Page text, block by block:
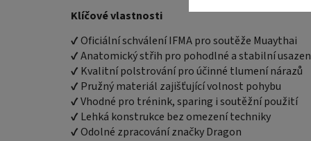
Klíčové vlastnosti
✔ Oficiální schválení IFMA pro soutěže Muaythai
✔ Anatomický střih pro pohodlné a stabilní
✔ Kvalitní polstrování pro účinné tlumení nárazů
✔ Pružný materiál zajišťující volnost pohybu
✔ Vhodné pro trénink, sparing i soutěžní použití
✔ Lehká konstrukce bez omezení techniky
✔ Odolné zpracování značky Dragon